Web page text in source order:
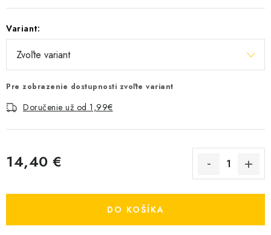
Variant:
Pre zobrazenie dostupnosti zvoľte variant
Doručenie už od 1,99€
14,40 €
DO KOŠÍKA